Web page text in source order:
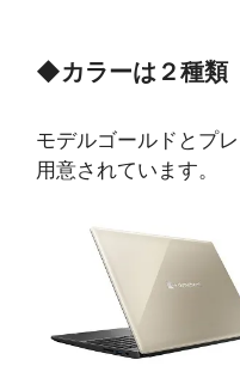
◆カラーは２種類
モデルゴールドとプ
用意されています。